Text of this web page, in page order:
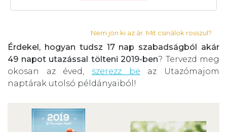
Nem jön ki az ár. Mit csinálok rosszul?
Érdekel, hogyan tudsz 17 nap szabadságból akár
49 napot utazással tölteni 2019-ben? Tervezd meg
okosan az éved, szerezz be az Utazómajom
naptárak utolsó példányaiból!